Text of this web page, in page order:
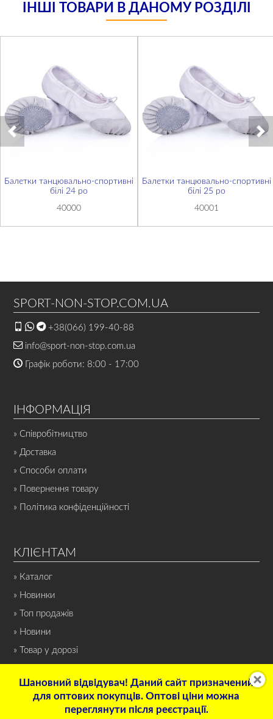
ІНШІ ТОВАРИ В ДАНОМУ РОЗДІЛІ
Балетки танцювально-спортивні
білі 24 ро
40000
Балетки танцювально-спортивні
білі 25 ро
40001
SPORT-NON-STOP.COM.UA
+38(066) 199-40-88
info@sport-non-stop.com.ua
Графік роботи: 8:00 - 17:00
ІНФОРМАЦІЯ
» Співробітництво
» Доставка
» Способи оплати
» Повернення товару
» Політика конфіденційності
КЛІЄНТАМ
» Каталог
» Новинки
» Топ продажів
» Новини
» Товар у дорозі
Шановний відвідувач! Даний сайт призначений
для оптових покупців. Оптові ціни можна
переглянути після реєстрації.